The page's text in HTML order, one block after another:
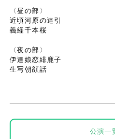
〈昼の部〉
近頃河原の達引
義経千本桜
〈夜の部〉
伊達娘恋緋鹿子
生写朝顔話
公演一